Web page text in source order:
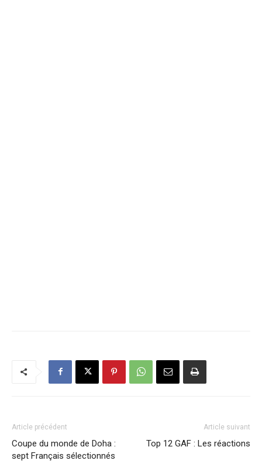
Article précédent
Coupe du monde de Doha :
sept Français sélectionnés
Article suivant
Top 12 GAF : Les réactions